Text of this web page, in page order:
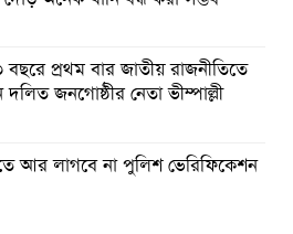
বছরে প্রথম বার জাতীয় রাজনীতিতে
জনগোষ্ঠীর নেতা ভীম্পাল্লী
আর লাগবে না পুলিশ ভেরিফিকেশন